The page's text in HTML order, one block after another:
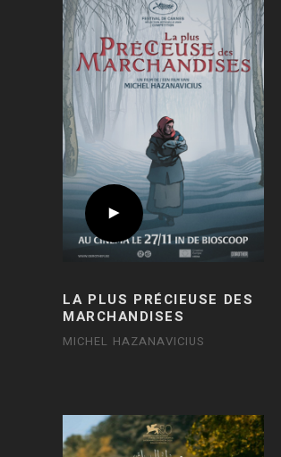
LA PLUS PRÉCIEUSE DES
MARCHANDISES
MICHEL HAZANAVICIUS